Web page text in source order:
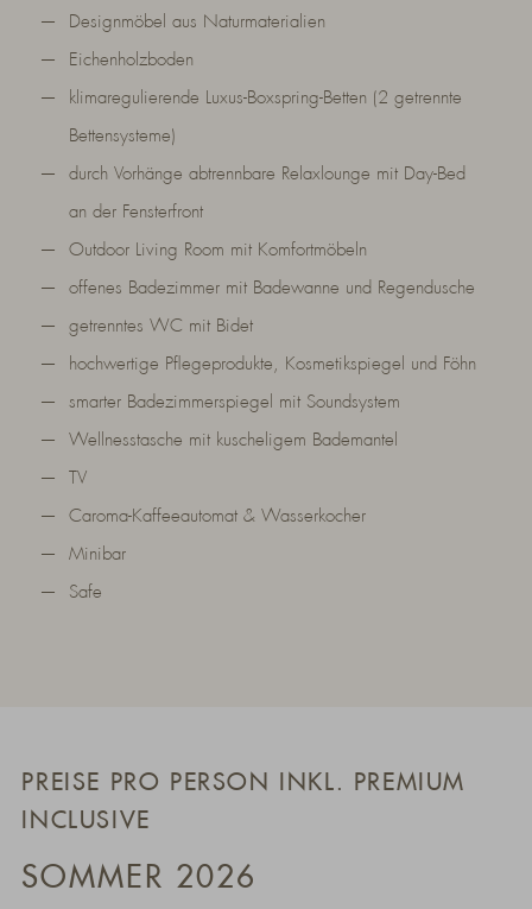
Designmöbel aus Naturmaterialien
Eichenholzboden
klimaregulierende Luxus-Boxspring-Betten (2 getrennte
Bettensysteme)
durch Vorhänge abtrennbare Relaxlounge mit Day-Bed
an der Fensterfront
Outdoor Living Room mit Komfortmöbeln
offenes Badezimmer mit Badewanne und Regendusche
getrenntes WC mit Bidet
hochwertige Pflegeprodukte, Kosmetikspiegel und Föhn
smarter Badezimmerspiegel mit Soundsystem
Wellnesstasche mit kuscheligem Bademantel
TV
Caroma-Kaffeeautomat & Wasserkocher
Minibar
Safe
PREISE PRO PERSON INKL. PREMIUM
INCLUSIVE
SOMMER 2026